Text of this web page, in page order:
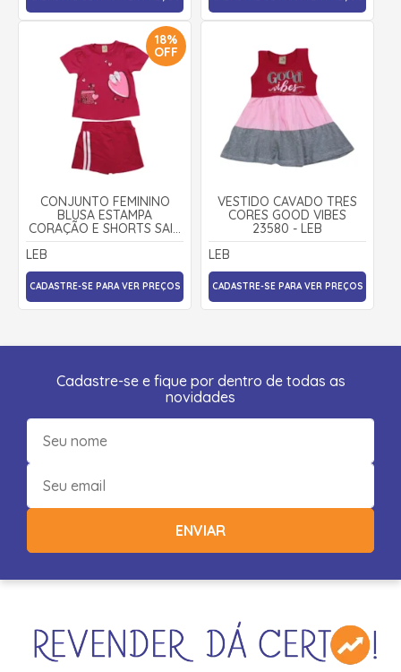
18%
OFF
CONJUNTO FEMININO
BLUSA ESTAMPA
CORAÇÃO E SHORTS SAIA
24549 - LEB
LEB
CADASTRE-SE PARA VER PREÇOS
VESTIDO CAVADO TRÊS
CORES GOOD VIBES
23580 - LEB
LEB
CADASTRE-SE PARA VER PREÇOS
Cadastre-se e fique por dentro de todas as
novidades
ENVIAR